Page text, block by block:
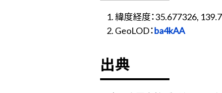
緯度経度：35.677326,
GeoLOD：ba4kAA
出典